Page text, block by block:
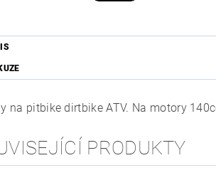
na pitbike dirtbike ATV. Na motory
PRODUKTY